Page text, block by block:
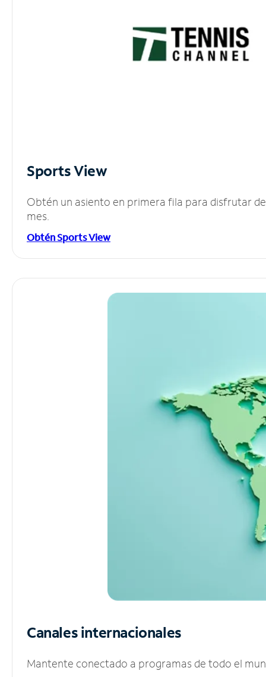
Sports View
Obtén un asiento en primera fila para disfrutar
mes.
Obtén Sports View
Canales internacionales
Mantente conectado a programas de todo el